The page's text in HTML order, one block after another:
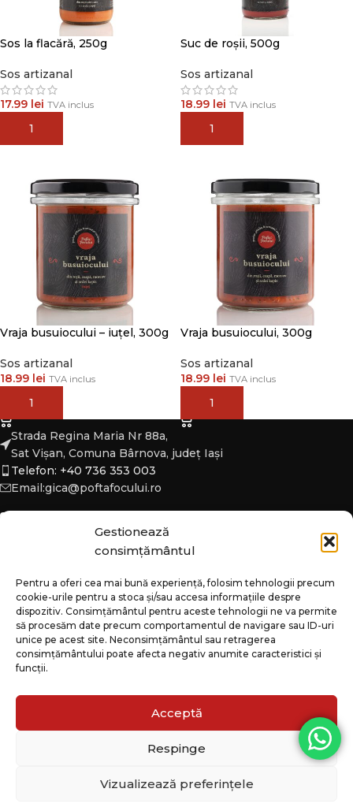
Gestionează
consimțământul
Pentru a oferi cea mai bună experiență, folosim tehnologii precum
cookie-urile pentru a stoca și/sau accesa informațiile despre
dispozitiv. Consimțământul pentru aceste tehnologii ne va permite
să procesăm date precum comportamentul de navigare sau ID-uri
unice pe acest site. Neconsimțământul sau retragerea
consimțământului poate afecta negativ anumite caracteristici și
funcții.
Acceptă
Respinge
Vizualizează preferințele
Sos la flacără, 250g
Sos artizanal
17.99 lei TVA inclus
ADAUGĂ ÎN COȘ
Suc de roșii, 500g
Sos artizanal
18.99 lei TVA inclus
ADAUGĂ ÎN COȘ
Vraja busuiocului – iuțel, 300g
Sos artizanal
18.99 lei TVA inclus
ADAUGĂ ÎN COȘ
Vraja busuiocului, 300g
Sos artizanal
18.99 lei TVA inclus
ADAUGĂ ÎN COȘ
Strada Regina Maria Nr 88a,
Sat Vișan, Comuna Bârnova, județ Iași
Telefon: +40 736 353 003
Email:gica@poftafocului.ro
CATEGORII
INFO
. All rights reserved